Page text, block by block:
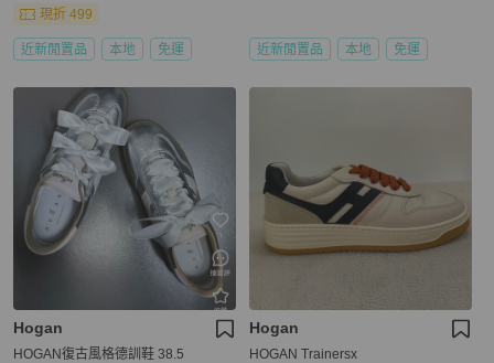
現折 499
近新閒置品 本地 免運 近新閒置品 本地 免運
Hogan
HOGAN復古風格德訓鞋 38.5
Hogan
HOGAN Trainersx